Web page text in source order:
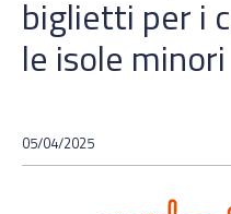
biglietti per i
le isole minori
05/04/2025